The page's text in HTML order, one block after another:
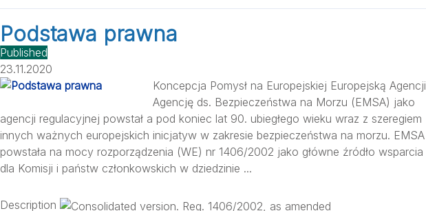
Podstawa prawna
Published
23.11.2020
Koncepcja Pomysł na Europejskiej Europejską Agencji
Agencję ds. Bezpieczeństwa na Morzu (EMSA) jako
agencji regulacyjnej powstał a pod koniec lat 90. ubiegłego wieku wraz z szeregiem
innych ważnych europejskich inicjatyw w zakresie bezpieczeństwa na morzu. EMSA
powstała na mocy rozporządzenia (WE) nr 1406/2002 jako główne źródło wsparcia
dla Komisji i państw członkowskich w dziedzinie ...
Description